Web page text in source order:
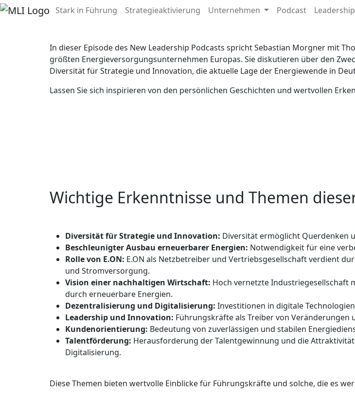
Stark in Führung Strategieaktivierung Unternehmen Podcast
Episode 41:Survival of the most …
In dieser Episode des New Leadership Podcasts spricht Sebastian Morgner mit
größten Energieversorgungsunternehmen Europas. Sie diskutieren über den
Diversität für Strategie und Innovation, die aktuelle Lage der Energiewende in
Lassen Sie sich inspirieren von den persönlichen Geschichten und wertvollen
Wichtige Erkenntnisse und Themen
Diversität für Strategie und Innovation: Diversität ermöglicht Querdenken
Beschleunigter Ausbau erneuerbarer Energien: Notwendigkeit für eine
Rolle von E.ON: E.ON als Netzbetreiber und Vertriebsgesellschaft verdient
und Stromversorgung.
Vision einer nachhaltigen Wirtschaft: Hoch vernetzte Industriegesellschaft
durch erneuerbare Energien.
Dezentralisierung und Digitalisierung: Investitionen in digitale
Leadership und Innovation: Führungskräfte als Treiber von Veränderungen
Kundenorientierung: Bedeutung von zuverlässigen und stabilen
Talentförderung: Herausforderung der Talentgewinnung und die
Digitalisierung.
Diese Themen bieten wertvolle Einblicke für Führungskräfte und solche, die es